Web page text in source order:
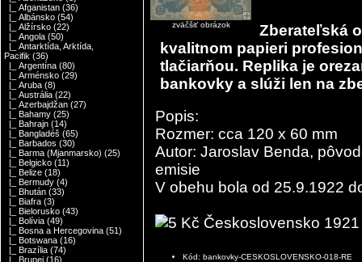
|_ Afganistan (36)
|_ Albánsko (54)
|_ Alžírsko (22)
|_ Angola (50)
|_ Antarktída, Arktída,
Pacifik (36)
|_ Argentína (80)
|_ Arménsko (29)
|_ Aruba (8)
|_ Austrália (22)
|_ Azerbajdžan (27)
|_ Bahamy (25)
|_ Bahrajn (14)
|_ Bangladéš (65)
|_ Barbados (30)
|_ Barma (Mjanmarsko) (25)
|_ Belgicko (11)
|_ Belize (18)
|_ Bermudy (4)
|_ Bhután (33)
|_ Biafra (3)
|_ Bielorusko (43)
|_ Bolívia (49)
|_ Bosna a Hercegovina (51)
|_ Botswana (16)
|_ Brazília (74)
|_ Brunej (16)
zväčšiť obrázok
Zberateľská
kvalitnom papieri
tlačiarňou. Replika je
bankovky a slúži len na
Popis:
Rozmer: cca 120 x 60 mm
Autor: Jaroslav Benda,
emisie
V obehu bola od 25.9.1922
Kód: bankovky-CESKOSLOVENSKO-018-RE